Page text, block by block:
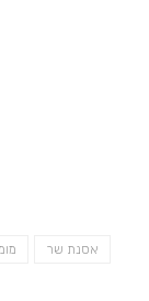
אסנת שר